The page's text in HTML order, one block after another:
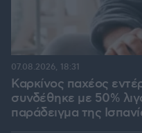
Καρκίνος παχέος
συνδέθηκε με 50%
παράδειγμα της
07.08.2026, 18:31